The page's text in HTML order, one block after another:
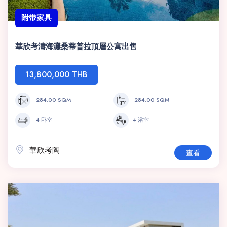
附带家具
華欣考濤海灘桑蒂普拉頂層公寓出售
13,800,000 THB
284.00 SQM 284.00 SQM
4 卧室 4 浴室
華欣考陶 查看